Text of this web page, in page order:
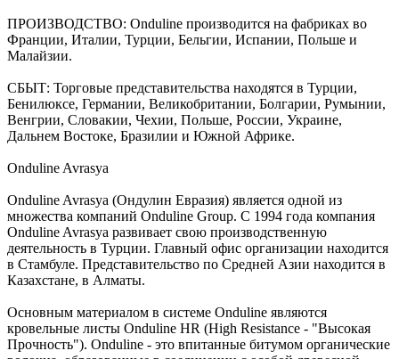
ПРОИЗВОДСТВО: Onduline производится на фабриках во
Франции, Италии, Турции, Бельгии, Испании, Польше и
Малайзии.
СБЫТ: Торговые представительства находятся в Турции,
Бенилюксе, Германии, Великобритании, Болгарии, Румынии,
Венгрии, Словакии, Чехии, Польше, России, Украине,
Дальнем Востоке, Бразилии и Южной Африке.
Onduline Avrasya
Onduline Avrasya (Ондулин Eвразия) является одной из
множества компаний Onduline Group. С 1994 года компания
Onduline Avrasya развивает свою производственную
деятельность в Турции. Главный офис организации находится
в Стамбуле. Представительство по Средней Азии находится в
Казахстане, в Алматы.
Основным материалом в системе Onduline являются
кровельные листы Onduline HR (High Resistance - "Высокая
Прочность"). Onduline - это впитанные битумом органические